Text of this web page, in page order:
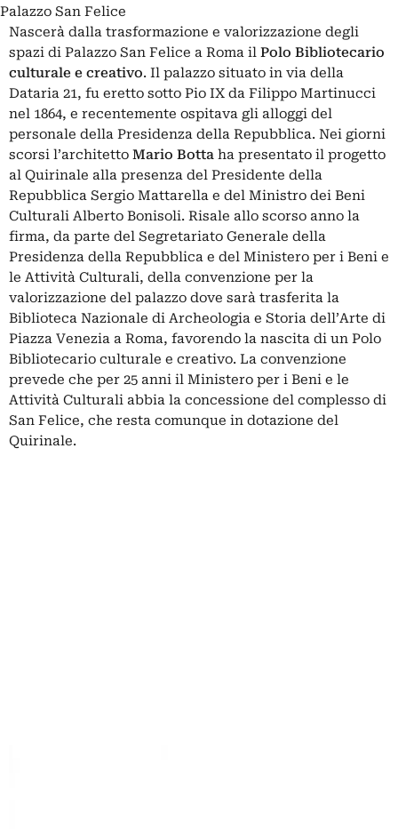
Palazzo San Felice
Nascerà dalla trasformazione e valorizzazione degli
spazi di Palazzo San Felice a Roma il Polo Bibliotecario
culturale e creativo. Il palazzo situato in via della
Dataria 21, fu eretto sotto Pio IX da Filippo Martinucci
nel 1864, e recentemente ospitava gli alloggi del
personale della Presidenza della Repubblica. Nei giorni
scorsi l’architetto Mario Botta ha presentato il progetto
al Quirinale alla presenza del Presidente della
Repubblica Sergio Mattarella e del Ministro dei Beni
Culturali Alberto Bonisoli. Risale allo scorso anno la
firma, da parte del Segretariato Generale della
Presidenza della Repubblica e del Ministero per i Beni e
le Attività Culturali, della convenzione per la
valorizzazione del palazzo dove sarà trasferita la
Biblioteca Nazionale di Archeologia e Storia dell’Arte di
Piazza Venezia a Roma, favorendo la nascita di un Polo
Bibliotecario culturale e creativo. La convenzione
prevede che per 25 anni il Ministero per i Beni e le
Attività Culturali abbia la concessione del complesso di
San Felice, che resta comunque in dotazione del
Quirinale.